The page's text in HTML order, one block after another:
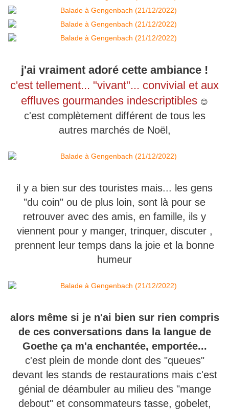
j'ai vraiment adoré cette ambiance !
c'est tellement... "vivant"... convivial et aux
effluves gourmandes indescriptibles 😊
c'est complètement différent de tous les
autres marchés de Noël,
il y a bien sur des touristes mais... les gens
"du coin" ou de plus loin, sont là pour se
retrouver avec des amis, en famille, ils y
viennent pour y manger, trinquer, discuter ,
prennent leur temps dans la joie et la bonne
humeur
alors même si je n'ai bien sur rien compris
de ces conversations dans la langue de
Goethe ça m'a enchantée, emportée...
c'est plein de monde dont des "queues"
devant les stands de restaurations mais c'est
génial de déambuler au milieu des "mange
debout" et consommateurs tasse, gobelet,